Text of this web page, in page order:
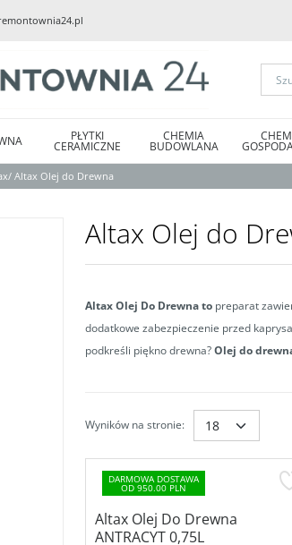
PŁYTKI
CERAMICZNE
CHEMIA
BUDOWLANA
/ Altax Olej do Drewna
Altax Olej do
Altax Olej Do Drewna to preparat
dodatkowe zabezpieczenie przed
podkreśli piękno drewna?Olej do
Wyników na stronie:
DARMOWA DOSTAWA
OD 950.00 PLN
Altax Olej Do Drewna
ANTRACYT 0,75L